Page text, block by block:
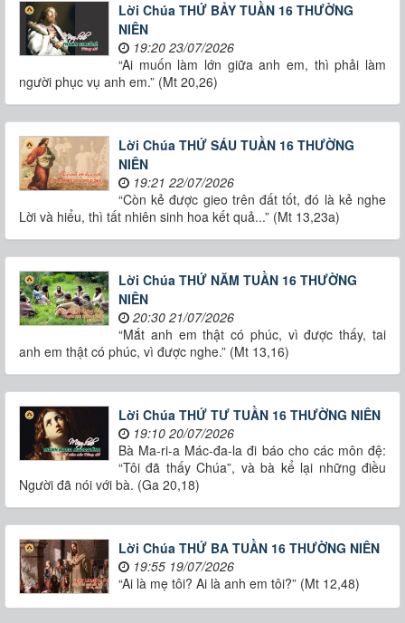
Lời Chúa THỨ BẢY TUẦN 16 THƯỜNG
NIÊN
19:20 23/07/2026
“Ai muốn làm lớn giữa anh em, thì phải làm
người phục vụ anh em.” (Mt 20,26)
Lời Chúa THỨ SÁU TUẦN 16 THƯỜNG
NIÊN
19:21 22/07/2026
“Còn kẻ được gieo trên đất tốt, đó là kẻ nghe
Lời và hiểu, thì tất nhiên sinh hoa kết quả...” (Mt 13,23a)
Lời Chúa THỨ NĂM TUẦN 16 THƯỜNG
NIÊN
20:30 21/07/2026
“Mắt anh em thật có phúc, vì được thấy, tai
anh em thật có phúc, vì được nghe.” (Mt 13,16)
Lời Chúa THỨ TƯ TUẦN 16 THƯỜNG NIÊN
19:10 20/07/2026
Bà Ma-ri-a Mác-đa-la đi báo cho các môn đệ:
“Tôi đã thấy Chúa”, và bà kể lại những điều
Người đã nói với bà. (Ga 20,18)
Lời Chúa THỨ BA TUẦN 16 THƯỜNG NIÊN
19:55 19/07/2026
“Ai là mẹ tôi? Ai là anh em tôi?” (Mt 12,48)